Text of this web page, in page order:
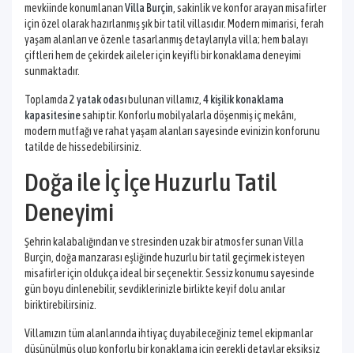
mevkiinde konumlananVilla Burçin, sakinlik ve konfor arayan misafirler
için özel olarak hazırlanmış şık bir tatil villasıdır. Modern mimarisi, ferah
yaşam alanları ve özenle tasarlanmış detaylarıyla villa; hem balayı
çiftleri hem de çekirdek aileler için keyifli bir konaklama deneyimi
sunmaktadır.
Toplamda2 yatak odasıbulunan villamız,4 kişilik konaklama
kapasitesinesahiptir. Konforlu mobilyalarla döşenmiş iç mekânı,
modern mutfağı ve rahat yaşam alanları sayesinde evinizin konforunu
tatilde de hissedebilirsiniz.
Doğa ile İç İçe Huzurlu Tatil
Deneyimi
Şehrin kalabalığından ve stresinden uzak bir atmosfer sunan Villa
Burçin, doğa manzarası eşliğinde huzurlu bir tatil geçirmek isteyen
misafirler için oldukça ideal bir seçenektir. Sessiz konumu sayesinde
gün boyu dinlenebilir, sevdiklerinizle birlikte keyif dolu anılar
biriktirebilirsiniz.
Villamızın tüm alanlarında ihtiyaç duyabileceğiniz temel ekipmanlar
düşünülmüş olup konforlu bir konaklama için gerekli detaylar eksiksiz